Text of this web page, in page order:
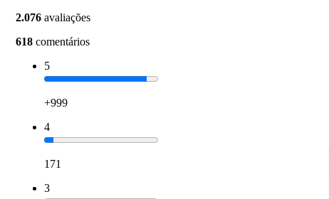
2.076 avaliações
618 comentários
5
+999
4
171
3